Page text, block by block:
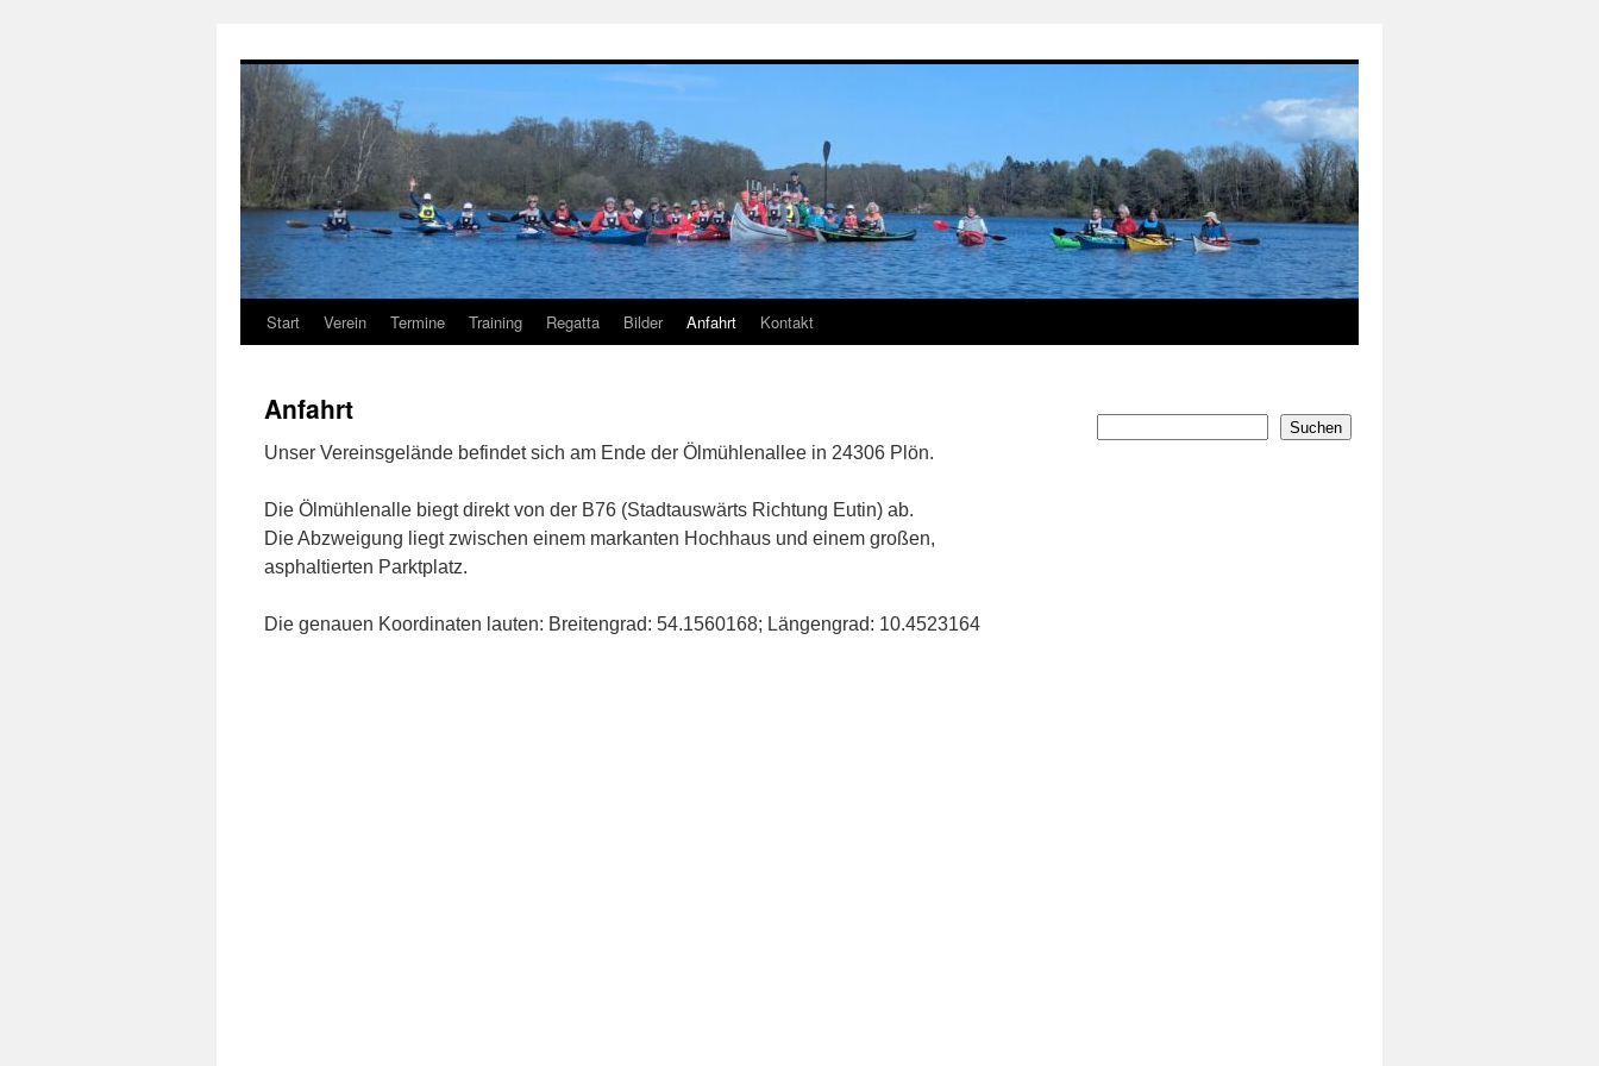
springen
Start Verein Termine Training Regatta Bilder Anfahrt Kontakt
Anfahrt
Unser Vereinsgelände befindet sich am Ende der Ölmühlenallee in 24306 Plön.
Die Ölmühlenalle biegt direkt von der B76 (Stadtauswärts Richtung Eutin) ab.
Die Abzweigung liegt zwischen einem markanten Hochhaus und einem großen,
asphaltierten Parktplatz.
Die genauen Koordinaten lauten: Breitengrad: 54.1560168; Längengrad: 10.4523164
Suchen